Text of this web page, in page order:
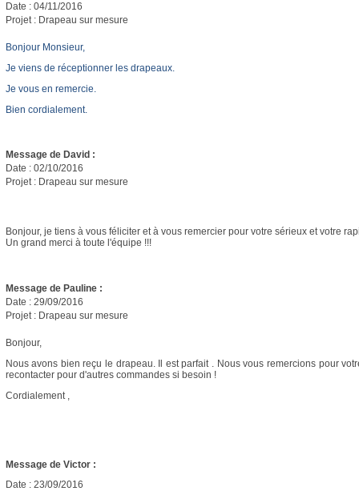
Date : 04/11/2016
Projet : Drapeau sur mesure
Bonjour Monsieur,
Je viens de réceptionner les drapeaux.
Je vous en remercie.
Bien cordialement.
Message de David :
Date : 02/10/2016
Projet : Drapeau sur mesure
Bonjour, je tiens à vous féliciter et à vous remercier pour votre sérieux et votre
Un grand merci à toute l'équipe !!!
Message de Pauline :
Date : 29/09/2016
Projet : Drapeau sur mesure
Bonjour,
Nous avons bien reçu le drapeau. Il est parfait . Nous vous remercions pour
recontacter pour d'autres commandes si besoin !
Cordialement ,
Message de Victor :
Date : 23/09/2016